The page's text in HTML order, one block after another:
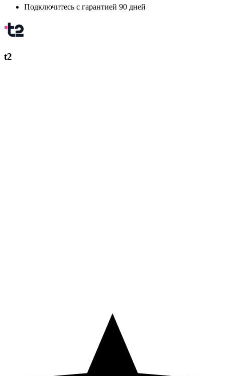
Подключитесь с гарантией 90 дней
t2